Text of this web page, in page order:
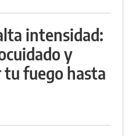
intensidad:
y
tu fuego hasta